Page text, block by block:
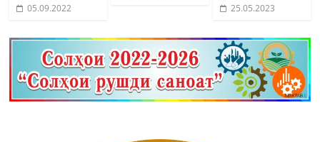
05.09.2022 25.05.2023